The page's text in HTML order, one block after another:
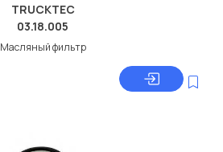
TRUCKTEC
03.18.005
Масляный фильтр